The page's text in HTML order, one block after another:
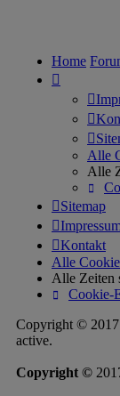
Home
Alle
Alle
Sitemap
Kontakt
Alle
Alle Zeiten
Cookie-
Copyright © 2017
active.
Copyright ©